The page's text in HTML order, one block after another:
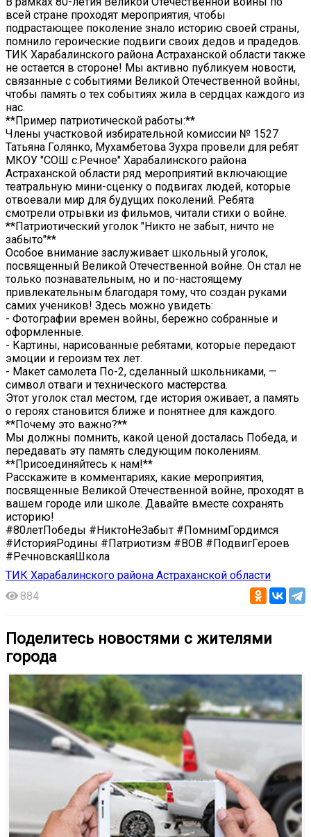
всей стране проходят мероприятия, чтобы
подрастающее поколение знало историю своей страны,
помнило героические подвиги своих дедов и прадедов.
ТИК Харабалинского района Астраханской области также
не остается в стороне! Мы активно публикуем новости,
связанные с событиями Великой Отечественной войны,
чтобы память о тех событиях жила в сердцах каждого из
нас.
**Пример патриотической работы:**
Члены участковой избирательной комиссии № 1527
Татьяна Голянко, Мухамбетова Зухра провели для ребят
МКОУ "СОШ с.Речное" Харабалинского района
Астраханской области ряд мероприятий включающие
театральную мини-сценку о подвигах людей, которые
отвоевали мир для будущих поколений. Ребята
смотрели отрывки из фильмов, читали стихи о войне.
**Патриотический уголок "Никто не забыт, ничто не
забыто"**
Особое внимание заслуживает школьный уголок,
посвященный Великой Отечественной войне. Он стал не
только познавательным, но и по-настоящему
привлекательным благодаря тому, что создан руками
самих учеников! Здесь можно увидеть:
- Фотографии времен войны, бережно собранные и
оформленные.
- Картины, нарисованные ребятами, которые передают
эмоции и героизм тех лет.
- Макет самолета По-2, сделанный школьниками, —
символ отваги и технического мастерства.
Этот уголок стал местом, где история оживает, а память
о героях становится ближе и понятнее для каждого.
**Почему это важно?**
Мы должны помнить, какой ценой досталась Победа, и
передавать эту память следующим поколениям.
**Присоединяйтесь к нам!**
Расскажите в комментариях, какие мероприятия,
посвященные Великой Отечественной войне, проходят в
вашем городе или школе. Давайте вместе сохранять
историю!
#80летПобеды #НиктоНеЗабыт #ПомнимГордимся
#ИсторияРодины #Патриотизм #ВОВ #ПодвигГероев
#РечновскаяШкола
ТИК Харабалинского района Астраханской области
884
Поделитесь новостями с жителями
города